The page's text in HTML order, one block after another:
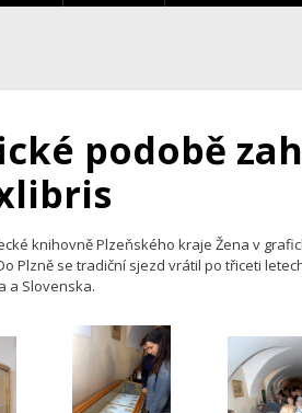
podobě
knihovně Plzeňského kraje Žena v
Plzně se tradiční sjezd vrátil po třiceti
a Slovenska.